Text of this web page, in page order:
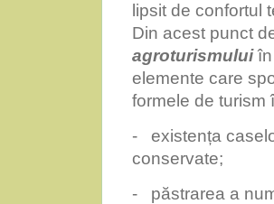
lipsit de confortul
Din acest punct
agroturismuluiîn
elemente care
formele de turism
­- existența
conservate;
­- păstrarea a